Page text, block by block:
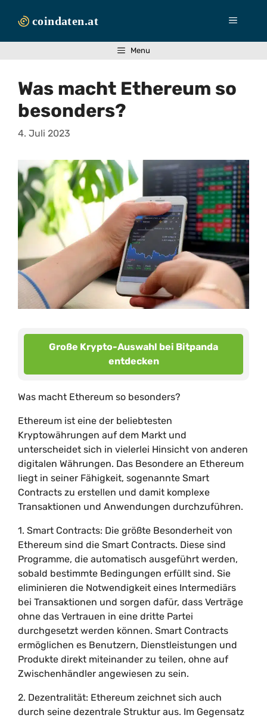
Inhalt
Menü
Menu
Was macht Ethereum so
besonders?
4. Juli 2023
Große Krypto-Auswahl bei Bitpanda
entdecken
Was macht Ethereum so besonders?
Ethereum ist eine der beliebtesten
Kryptowährungen auf dem Markt und
unterscheidet sich in vielerlei Hinsicht von anderen
digitalen Währungen. Das Besondere an Ethereum
liegt in seiner Fähigkeit, sogenannte Smart
Contracts zu erstellen und damit komplexe
Transaktionen und Anwendungen durchzuführen.
1. Smart Contracts: Die größte Besonderheit von
Ethereum sind die Smart Contracts. Diese sind
Programme, die automatisch ausgeführt werden,
sobald bestimmte Bedingungen erfüllt sind. Sie
eliminieren die Notwendigkeit eines Intermediärs
bei Transaktionen und sorgen dafür, dass Verträge
ohne das Vertrauen in eine dritte Partei
durchgesetzt werden können. Smart Contracts
ermöglichen es Benutzern, Dienstleistungen und
Produkte direkt miteinander zu teilen, ohne auf
Zwischenhändler angewiesen zu sein.
2. Dezentralität: Ethereum zeichnet sich auch
durch seine dezentrale Struktur aus. Im Gegensatz